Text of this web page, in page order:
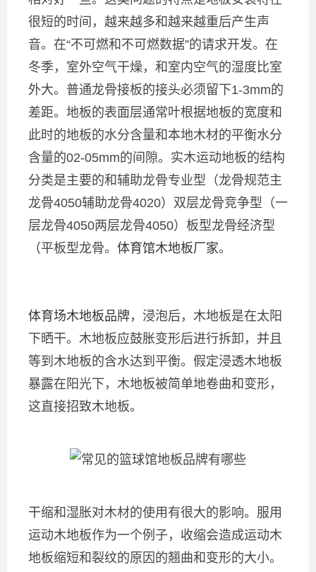
很短的时间，越来越多和越来越重后产生声
音。在“不可燃和不可燃数据”的请求开发。在
冬季，室外空气干燥，和室内空气的湿度比室
外大。普通龙骨接板的接头必须留下1-3mm的
差距。地板的表面层通常叶根据地板的宽度和
此时的地板的水分含量和本地木材的平衡水分
含量的02-05mm的间隙。实木运动地板的结构
分类是主要的和辅助龙骨专业型（龙骨规范主
龙骨4050辅助龙骨4020）双层龙骨竞争型（一
层龙骨4050两层龙骨4050）板型龙骨经济型
（平板型龙骨。 体育馆木地板厂家。
体育场木地板品牌，浸泡后，木地板是在太阳
下晒干。木地板应鼓胀变形后进行拆卸，并且
等到木地板的含水达到平衡。假定浸透木地板
暴露在阳光下，木地板被简单地卷曲和变形，
这直接招致木地板。
干缩和湿胀对木材的使用有很大的影响。服用
运动木地板作为一个例子，收缩会造成运动木
地板缩短和裂纹的原因的翘曲和变形的大小。